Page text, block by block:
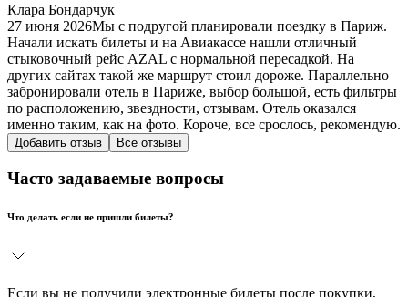
Клара Бондарчук
27 июня 2026Мы с подругой планировали поездку в Париж.
Начали искать билеты и на Авиакассе нашли отличный
стыковочный рейс AZAL с нормальной пересадкой. На
других сайтах такой же маршрут стоил дороже. Параллельно
забронировали отель в Париже, выбор большой, есть фильтры
по расположению, звездности, отзывам. Отель оказался
именно таким, как на фото. Короче, все срослось, рекомендую.
Добавить отзыв Все отзывы
Часто задаваемые вопросы
Что делать если не пришли билеты?
Если вы не получили электронные билеты после покупки,